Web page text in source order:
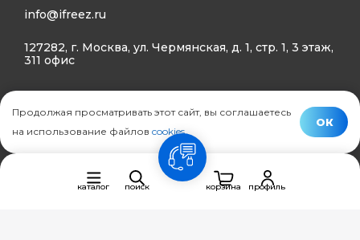
info@ifreez.ru
127282, г. Москва, ул. Чермянская, д. 1, стр. 1, 3 этаж,
311 офис
Политика конфиденциальности
© Ifreez - продажа и установка климатической техники,
каталог поиск
связь
корзина
профиль
Продолжая просматривать этот сайт, вы соглашаетесь
на использование файлов cookies.
ОК